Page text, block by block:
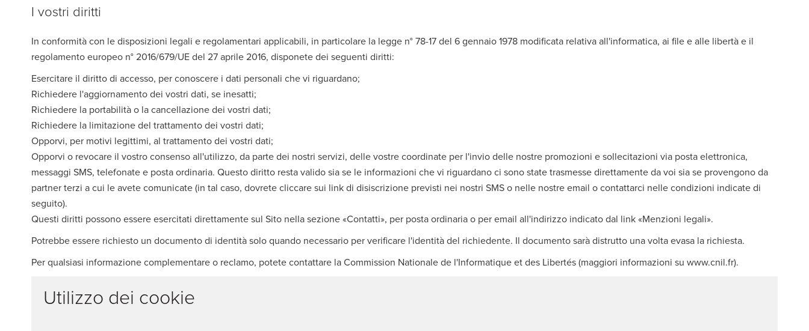
I vostri diritti
In conformità con le disposizioni legali e regolamentari applicabili, in particolare la legge n° 78-17 del 6 gennaio 1978 modificata relativa all'informatica, ai file e alle libertà e il
regolamento europeo n° 2016/679/UE del 27 aprile 2016, disponete dei seguenti diritti:
Esercitare il diritto di accesso, per conoscere i dati personali che vi riguardano;
Richiedere l'aggiornamento dei vostri dati, se inesatti;
Richiedere la portabilità o la cancellazione dei vostri dati;
Richiedere la limitazione del trattamento dei vostri dati;
Opporvi, per motivi legittimi, al trattamento dei vostri dati;
Opporvi o revocare il vostro consenso all'utilizzo, da parte dei nostri servizi, delle vostre coordinate per l'invio delle nostre promozioni e sollecitazioni via posta elettronica,
messaggi SMS, telefonate e posta ordinaria. Questo diritto resta valido sia se le informazioni che vi riguardano ci sono state trasmesse direttamente da voi sia se provengono da
partner terzi a cui le avete comunicate (in tal caso, dovrete cliccare sui link di disiscrizione previsti nei nostri SMS o nelle nostre email o contattarci nelle condizioni indicate di
seguito).
Questi diritti possono essere esercitati direttamente sul Sito nella sezione «Contatti», per posta ordinaria o per email all'indirizzo indicato dal link «Menzioni legali».
Potrebbe essere richiesto un documento di identità solo quando necessario per verificare l'identità del richiedente. Il documento sarà distrutto una volta evasa la richiesta.
Per qualsiasi informazione complementare o reclamo, potete contattare la Commission Nationale de l'Informatique et des Libertés (maggiori informazioni su www.cnil.fr).
Utilizzo dei cookie